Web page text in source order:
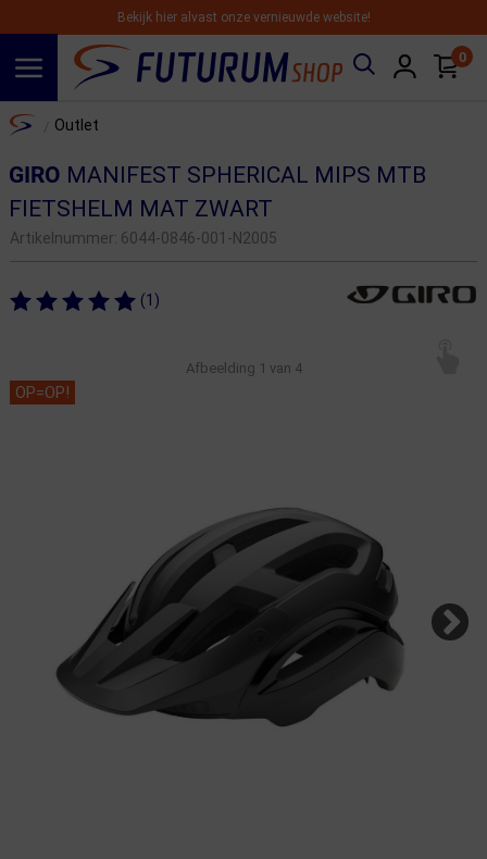
Bekijk hier alvast onze vernieuwde website!
0
Home Outlet
GIRO MANIFEST SPHERICAL MIPS MTB
FIETSHELM MAT ZWART
Artikelnummer: 6044-0846-001-N2005
(1)
Afbeelding 1 van 4
OP=OP!